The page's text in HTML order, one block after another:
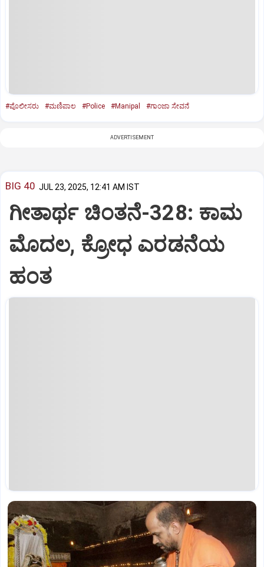
#ಪೊಲೀಸರು #ಮಣಿಪಾಲ #Police #Manipal #ಗಾಂಜಾ ಸೇವನೆ
ADVERTISEMENT
BIG 40 JUL 23, 2025, 12:41 AM IST
ಗೀತಾರ್ಥ ಚಿಂತನೆ-328: ಕಾಮ
ಮೊದಲ, ಕ್ರೋಧ ಎರಡನೆಯ
ಹಂತ